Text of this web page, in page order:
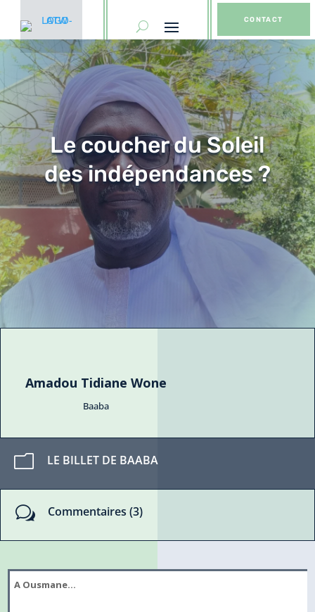
CONTACT
Le coucher du Soleil
des indépendances ?
Amadou Tidiane Wone
Baaba
m LE BILLET DE BAABA
w Commentaires (3)
A Ousmane…